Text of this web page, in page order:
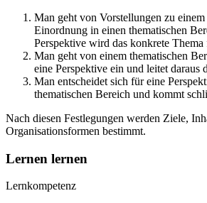
Man geht von Vorstellungen zu
Einordnung in einen thematischen
Perspektive wird das konkrete Thema
Man geht von einem thematischen
eine Perspektive ein und leitet daraus
Man entscheidet sich für eine
thematischen Bereich und kommt
Nach diesen Festlegungen werden Ziele,
Organisationsformen bestimmt.
Lernen lernen
Lernkompetenz